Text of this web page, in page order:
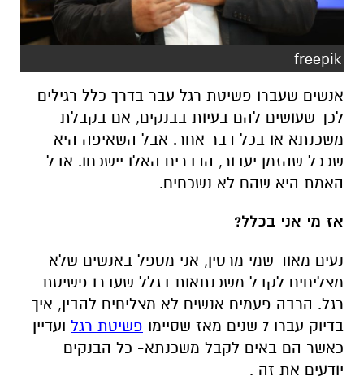
freepik
אנשים שעברו פשיטת רגל עבר בדרך כלל רגילים
לכך שעושים להם בעיות בבנקים, אם בקבלת
משכנתא או בכל דבר אחר. אבל השאיפה היא
שככל שהזמן יעבור, הדברים האלו יישכחו. אבל
האמת היא שהם לא נשכחים.
אז מי אני בכלל?
נעים מאוד שמי מרטין, אני מטפל באנשים שלא
מצליחים לקבל משכנתאות בגלל שעברו פשיטת
רגל. הרבה פעמים אנשים לא מצליחים להבין, איך
בדיוק עברו 7 שנים מאז שסיימו
פשיטת רגל ועדיין
כאשר הם באים לקבל משכנתא- כל הבנקים
יודעים את זה .